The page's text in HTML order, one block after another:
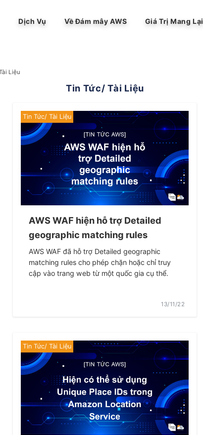
Dịch Vụ Về Đám mây AWS Giá Trị Mang Lại
Liệu
Tin Tức/ Tài Liệu
Tin Tức/ Tài Liệu
AWS WAF hiện hỗ trợ Detailed
geographic matching rules
AWS WAF đã hỗ trợ Detailed geographic
matching rules cho phép chặn hoặc chỉ truy
cập vào trang web từ một quốc gia cụ thể.
13/11/22
Tin Tức/ Tài Liệu